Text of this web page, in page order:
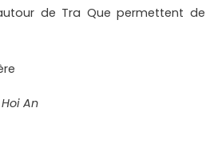
de Tra Que permettent de
An